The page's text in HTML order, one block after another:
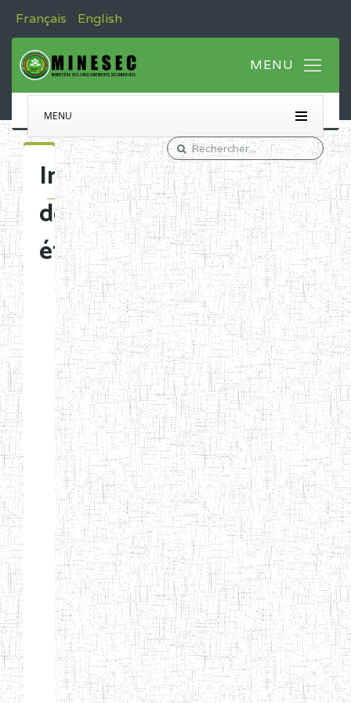
Français English
MENU
Immatriculation
des
établissements
Etablissements
d'enseignement
normal
ENI
Chercher:
Effacer les filtres
Denomination
Type